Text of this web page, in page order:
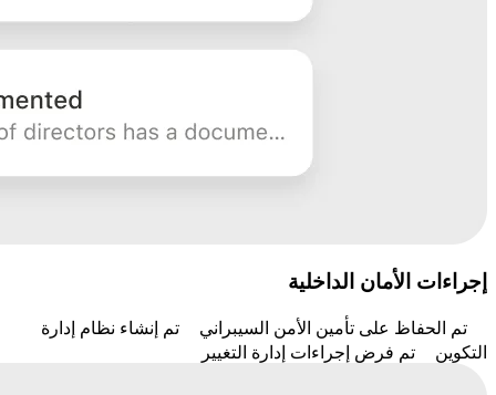
إجراءات الأمان الداخلية
تم الحفاظ على تأمين الأمن السيبراني
تم إنشاء نظام إدارة
التكوين
تم فرض إجراءات إدارة التغيير